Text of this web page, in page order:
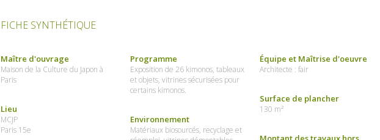
FICHE SYNTHÉTIQUE
Maître d'ouvrage
Maison de la Culture du Japon à
Paris
Lieu
MCJP
Paris 15e
Programme
Exposition de 26 kimonos, tableaux
et objets, vitrines sécurisées pour
certains kimonos.
Environnement
Matériaux biosourcés, recyclage et
Équipe et Maîtrise d'oeuvre
Architecte : fair
Surface de plancher
130 m²